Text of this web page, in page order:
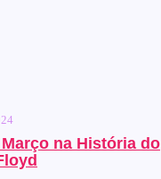
na História do